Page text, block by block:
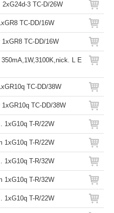
3 TC-D/26W
TC-DD/16W
TC-DD/16W
L E
TC-DD/38W
TC-DD/38W
1xG10q T-R/22W
1xG10q T-R/22W
1xG10q T-R/32W
1xG10q T-R/32W
1xG10q T-R/22W